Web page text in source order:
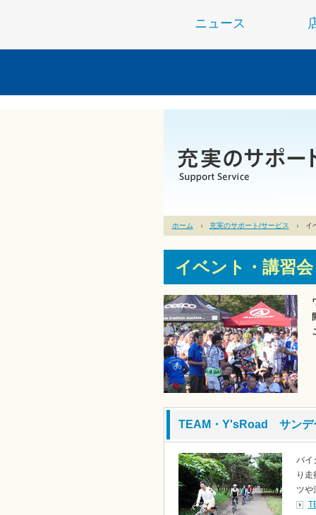
ニュース
ホーム 充実のサポート/サービス イ
イベント・講習会
TEAM・Y'sRoad サンデ
バイ
り
ツや